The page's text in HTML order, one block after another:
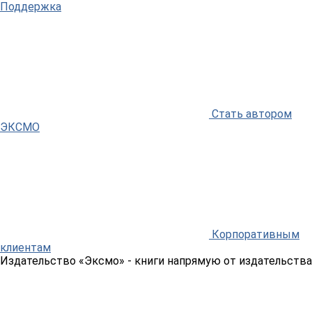
Поддержка
Стать автором
ЭКСМО
Корпоративным
клиентам
Издательство «Эксмо» - книги напрямую от издательства